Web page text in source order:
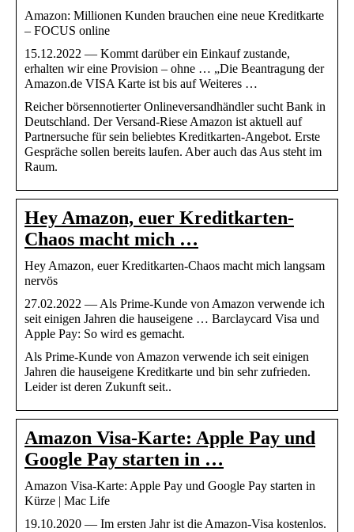
Amazon: Millionen Kunden brauchen eine neue Kreditkarte
– FOCUS online
15.12.2022 — Kommt darüber ein Einkauf zustande,
erhalten wir eine Provision – ohne … „Die Beantragung der
Amazon.de VISA Karte ist bis auf Weiteres …
Reicher börsennotierter Onlineversandhändler sucht Bank in
Deutschland. Der Versand-Riese Amazon ist aktuell auf
Partnersuche für sein beliebtes Kreditkarten-Angebot. Erste
Gespräche sollen bereits laufen. Aber auch das Aus steht im
Raum.
Hey Amazon, euer Kreditkarten-
Chaos macht mich …
Hey Amazon, euer Kreditkarten-Chaos macht mich langsam
nervös
27.02.2022 — Als Prime-Kunde von Amazon verwende ich
seit einigen Jahren die hauseigene … Barclaycard Visa und
Apple Pay: So wird es gemacht.
Als Prime-Kunde von Amazon verwende ich seit einigen
Jahren die hauseigene Kreditkarte und bin sehr zufrieden.
Leider ist deren Zukunft seit..
Amazon Visa-Karte: Apple Pay und
Google Pay starten in …
Amazon Visa-Karte: Apple Pay und Google Pay starten in
Kürze | Mac Life
19.10.2020 — Im ersten Jahr ist die Amazon-Visa kostenlos.